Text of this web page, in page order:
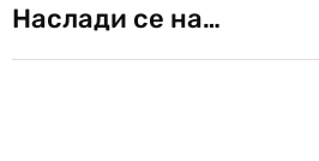
Наслади се на…